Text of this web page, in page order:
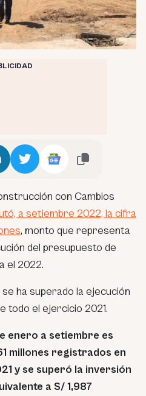
con Cambios
a setiembre 2022, la cifra
, monto que representa
del presupuesto de
el 2022.
ha superado la ejecución
todo el ejercicio 2021.
enero a setiembre es
millones registrados en
y se superó la inversión
a S/ 1,987